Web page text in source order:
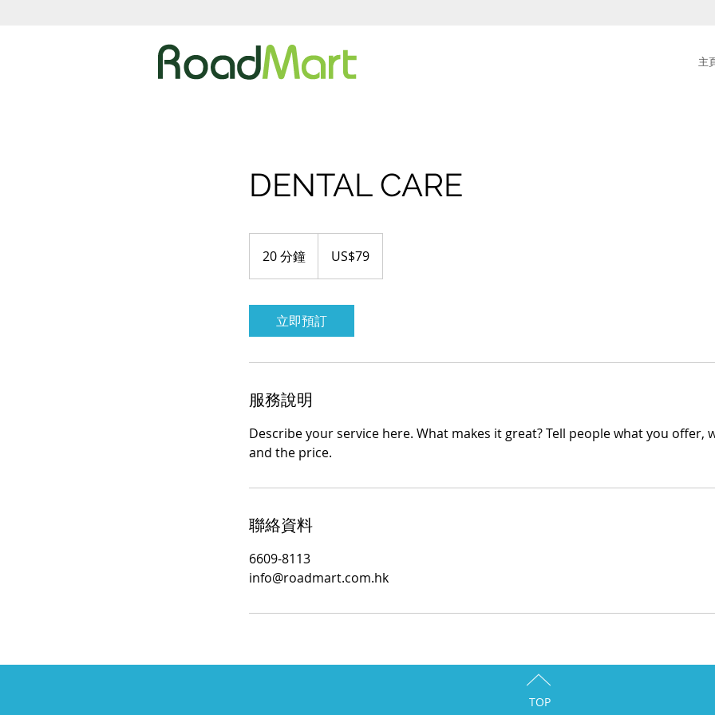
主
DENTAL CARE
20 分鐘
0
鐘
dollarsUS$79
立即預訂
服務說明
Describe your service here. What makes it great? Tell people what you offer,
and the price.
聯絡資料
6609-8113
info@roadmart.com.hk
TOP